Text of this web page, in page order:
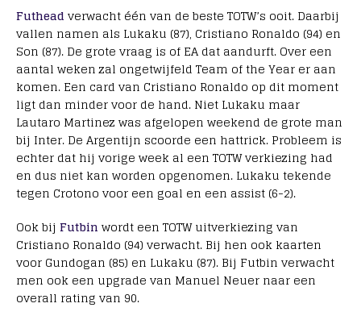
Futhead verwacht één van de beste TOTW’s ooit. Daarbij
vallen namen als Lukaku (87), Cristiano Ronaldo (94) en
Son (87). De grote vraag is of EA dat aandurft. Over een
aantal weken zal ongetwijfeld Team of the Year er aan
komen. Een card van Cristiano Ronaldo op dit moment
ligt dan minder voor de hand. Niet Lukaku maar
Lautaro Martinez was afgelopen weekend de grote man
bij Inter. De Argentijn scoorde een hattrick. Probleem is
echter dat hij vorige week al een TOTW verkiezing had
en dus niet kan worden opgenomen. Lukaku tekende
tegen Crotono voor een goal en een assist (6-2).
Ook bij Futbin wordt een TOTW uitverkiezing van
Cristiano Ronaldo (94) verwacht. Bij hen ook kaarten
voor Gundogan (85) en Lukaku (87). Bij Futbin verwacht
men ook een upgrade van Manuel Neuer naar een
overall rating van 90.